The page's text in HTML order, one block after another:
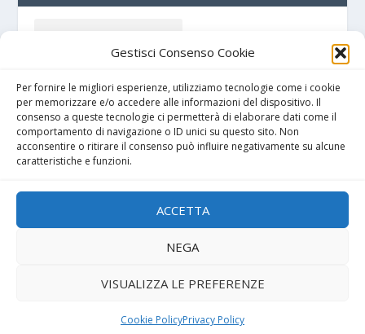
Gestisci Consenso Cookie
Per fornire le migliori esperienze, utilizziamo tecnologie come i cookie
per memorizzare e/o accedere alle informazioni del dispositivo. Il
consenso a queste tecnologie ci permetterà di elaborare dati come il
comportamento di navigazione o ID unici su questo sito. Non
acconsentire o ritirare il consenso può influire negativamente su alcune
caratteristiche e funzioni.
ACCETTA
NEGA
VISUALIZZA LE PREFERENZE
Cookie PolicyPrivacy Policy